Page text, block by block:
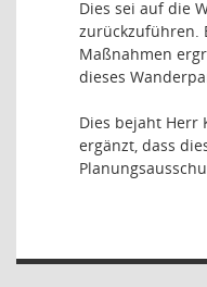
Dies sei auf die
zurückzuführen.
Maßnahmen
dieses
Dies bejaht Herr
ergänzt, dass